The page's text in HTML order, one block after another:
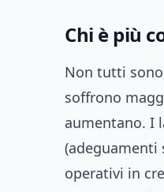
Chi è più
Non tutti
soffrono
aumentano. I
(adeguamenti
operativi in